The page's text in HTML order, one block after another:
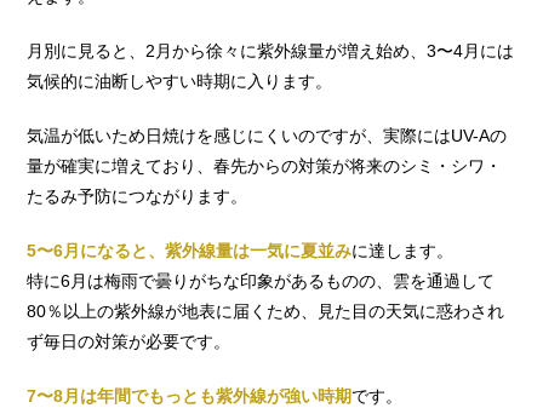
月別に見ると、2月から徐々に紫外線量が増え始め、3〜4月には
気候的に油断しやすい時期に入ります。
気温が低いため日焼けを感じにくいのですが、実際にはUV-Aの
量が確実に増えており、春先からの対策が将来のシミ・シワ・
たるみ予防につながります。
5〜6月になると、紫外線量は一気に夏並みに達します。
特に6月は梅雨で曇りがちな印象があるものの、雲を通過して
80％以上の紫外線が地表に届くため、見た目の天気に惑わされ
ず毎日の対策が必要です。
7〜8月は年間でもっとも紫外線が強い時期です。